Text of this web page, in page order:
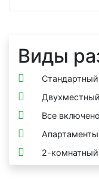
Виды
Все включено
Апартаменты
2-